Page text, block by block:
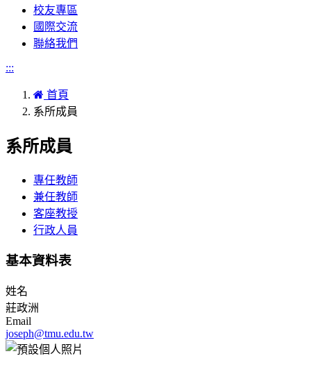
校友專區
國際交流
聯絡我們
:::
首頁
系所成員
系所成員
專任教師
兼任教師
客座教授
行政人員
基本資料表
姓名
莊政洲
Email
joseph@tmu.edu.tw